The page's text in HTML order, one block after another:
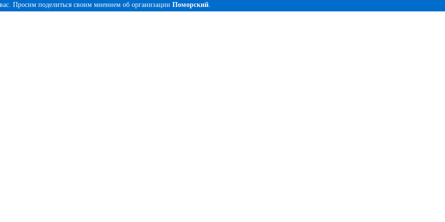
Просим поделиться своим мнением об организации Поморский.